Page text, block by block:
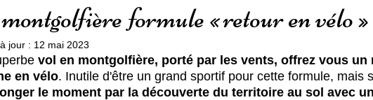
formule « retour en vélo »
jour : 12 mai 2023
vol en montgolfière, porté par les vents, offrez vous un
en vélo. Inutile d'être un grand sportif pour cette formule, mais
le moment par la découverte du territoire au sol avec